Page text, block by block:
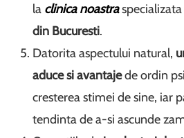
la clinica noastraspecializata
din Bucuresti.
Datorita aspectului natural,
aduce si avantajede ordin
cresterea stimei de sine, iar
tendinta de a-si ascunde